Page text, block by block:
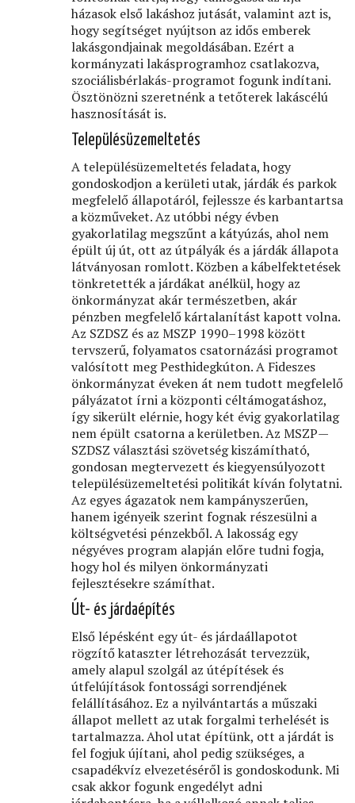
házasok első lakáshoz jutását, valamint azt is,
hogy segítséget nyújtson az idős emberek
lakásgondjainak megoldásában. Ezért a
kormányzati lakásprogramhoz csatlakozva,
szociálisbérlakás-programot fogunk indítani.
Ösztönözni szeretnénk a tetőterek lakáscélú
hasznosítását is.
Településüzemeltetés
A településüzemeltetés feladata, hogy
gondoskodjon a kerületi utak, járdák és parkok
megfelelő állapotáról, fejlessze és karbantartsa
a közműveket. Az utóbbi négy évben
gyakorlatilag megszűnt a kátyúzás, ahol nem
épült új út, ott az útpályák és a járdák állapota
látványosan romlott. Közben a kábelfektetések
tönkretették a járdákat anélkül, hogy az
önkormányzat akár természetben, akár
pénzben megfelelő kártalanítást kapott volna.
Az SZDSZ és az MSZP 1990–1998 között
tervszerű, folyamatos csatornázási programot
valósított meg Pesthidegkúton. A Fideszes
önkormányzat éveken át nem tudott megfelelő
pályázatot írni a központi céltámogatáshoz,
így sikerült elérnie, hogy két évig gyakorlatilag
nem épült csatorna a kerületben. Az MSZP—
SZDSZ választási szövetség kiszámítható,
gondosan megtervezett és kiegyensúlyozott
településüzemeltetési politikát kíván folytatni.
Az egyes ágazatok nem kampányszerűen,
hanem igényeik szerint fognak részesülni a
költségvetési pénzekből. A lakosság egy
négyéves program alapján előre tudni fogja,
hogy hol és milyen önkormányzati
fejlesztésekre számíthat.
Út- és járdaépítés
Első lépésként egy út- és járdaállapotot
rögzítő kataszter létrehozását tervezzük,
amely alapul szolgál az útépítések és
útfelújítások fontossági sorrendjének
felállításához. Ez a nyilvántartás a műszaki
állapot mellett az utak forgalmi terhelését is
tartalmazza. Ahol utat építünk, ott a járdát is
fel fogjuk újítani, ahol pedig szükséges, a
csapadékvíz elvezetéséről is gondoskodunk. Mi
csak akkor fogunk engedélyt adni